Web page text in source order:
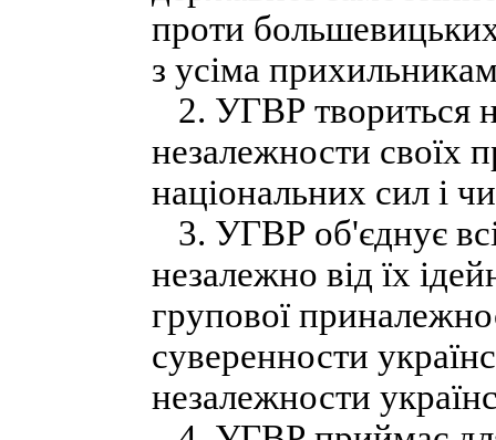
проти большевицьких
з усіма
2. УГВР твориться
незалежности своїх
національних сил і
3. УГВР об'єднує
незалежно від їх
групової
суверенности
незалежности